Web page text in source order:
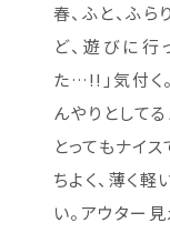
春、ふと、ふ
ど、遊びに行
た…!!」気付く
んやりとして
とってもナイ
ちよく、薄く
い。アウター